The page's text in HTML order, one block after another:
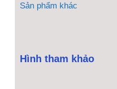
Sản phẩm khác
Hình tham khảo